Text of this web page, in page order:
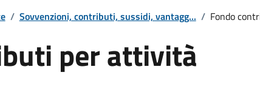
/ Sovvenzioni, contributi, sussidi, vantagg... / Fondo
per attività